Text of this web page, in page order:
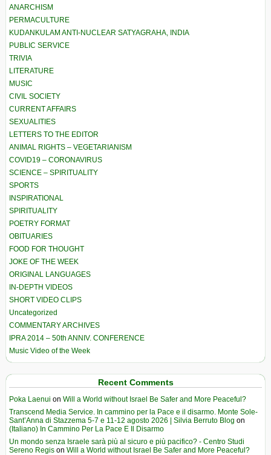
ANARCHISM
PERMACULTURE
KUDANKULAM ANTI-NUCLEAR SATYAGRAHA, INDIA
PUBLIC SERVICE
TRIVIA
LITERATURE
MUSIC
CIVIL SOCIETY
CURRENT AFFAIRS
SEXUALITIES
LETTERS TO THE EDITOR
ANIMAL RIGHTS – VEGETARIANISM
COVID19 – CORONAVIRUS
SCIENCE – SPIRITUALITY
SPORTS
INSPIRATIONAL
SPIRITUALITY
POETRY FORMAT
OBITUARIES
FOOD FOR THOUGHT
JOKE OF THE WEEK
ORIGINAL LANGUAGES
IN-DEPTH VIDEOS
SHORT VIDEO CLIPS
Uncategorized
COMMENTARY ARCHIVES
IPRA 2014 – 50th ANNIV. CONFERENCE
Music Video of the Week
Recent Comments
Poka Laenui on Will a World without Israel Be Safer and More Peaceful?
Transcend Media Service. In cammino per la Pace e il disarmo. Monte Sole-
Sant’Anna di Stazzema 5-7 e 11-12 agosto 2026 | Silvia Berruto Blog on
(Italiano) In Cammino Per La Pace E Il Disarmo
Un mondo senza Israele sarà più al sicuro e più pacifico? - Centro Studi
Sereno Regis on Will a World without Israel Be Safer and More Peaceful?